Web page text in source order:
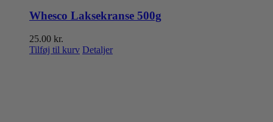
Whesco Laksekranse 500g
25.00 kr.
Tilføj til kurv Detaljer